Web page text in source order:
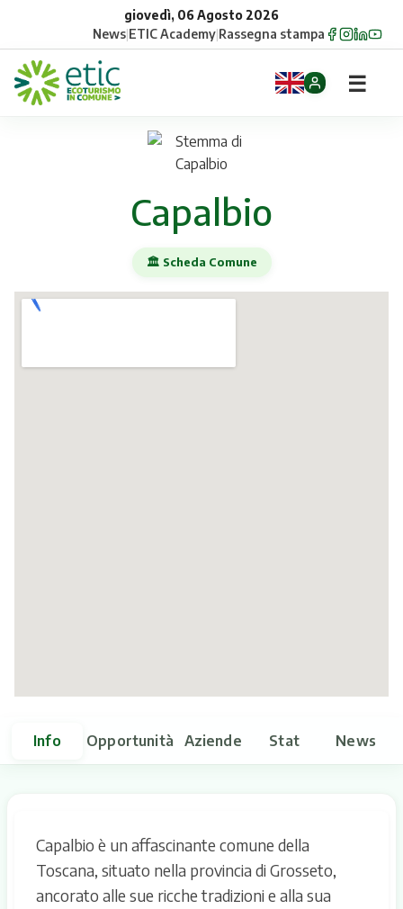
giovedì, 06 Agosto 2026
News|ETIC Academy|Rassegna stampa
Eventi
☰
Capalbio
🏛️ Scheda Comune
Info Opportunità Aziende Stat News
Capalbio è un affascinante comune della
Toscana, situato nella provincia di Grosseto,
ancorato alle sue ricche tradizioni e alla sua